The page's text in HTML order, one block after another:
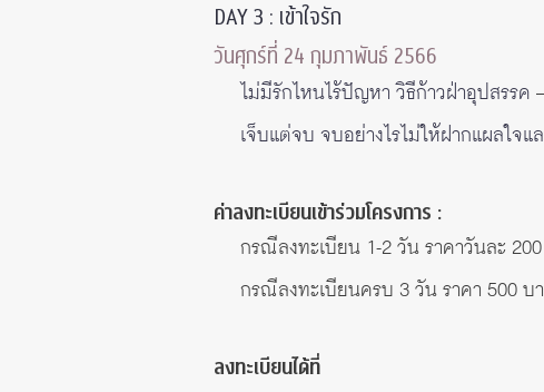
DAY 3 : เข้าใจรัก
วันศุกร์ที่ 24 กุมภาพันธ์ 2566
ไม่มีรักไหนไร้ปัญหา วิธีก้าวฝ่าอุปสรรค
เจ็บแต่จบ จบอย่างไรไม่ให้ฝากแผลใจแ
ค่าลงทะเบียนเข้าร่วมโครงการ :
กรณีลงทะเบียน 1-2 วัน ราคาวันละ
กรณีลงทะเบียนครบ 3 วัน ราคา 500 บ
ลงทะเบียนได้ที่